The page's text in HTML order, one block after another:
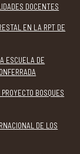
DOCENTES
EN LA RPT DE
ESCUELA DE
BOSQUES
DE LOS